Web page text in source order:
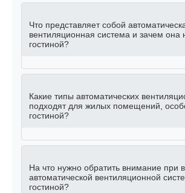
Что представляет собой
вентиляционная система и зачем она
гостиной?
Какие типы автоматических
подходят для жилых помещений,
гостиной?
На что нужно обратить внимание при
автоматической вентиляционной
гостиной?